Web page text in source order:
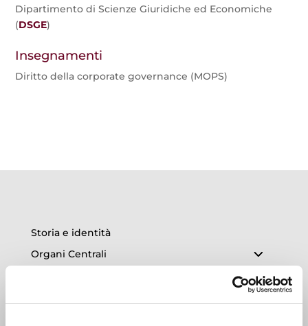
Dipartimento di Scienze Giuridiche ed Economiche
(DSGE)
Insegnamenti
Diritto della corporate governance (MOPS)
Storia e identità
Organi Centrali